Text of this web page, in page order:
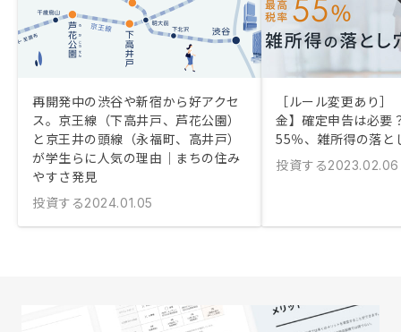
再開発中の渋谷や新宿から好アクセ
ス。京王線（下高井戸、芦花公園）
と京王井の頭線（永福町、高井戸）
が学生らに人気の理由｜まちの住み
やすさ発見
投資する2024.01.05
［ルール変更あり
金】確定申告は必要
55％、雑所得の落と
投資する2023.02.06